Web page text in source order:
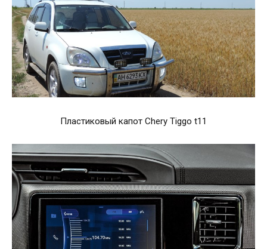
Пластиковый капот Chery Tiggo t11